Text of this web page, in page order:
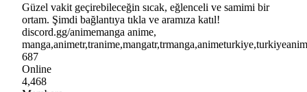
Güzel vakit geçirebileceğin sıcak, eğlenceli ve samimi bir
ortam. Şimdi bağlantıya tıkla ve aramıza katıl!
discord.gg/animemanga anime,
687
Online
4,468